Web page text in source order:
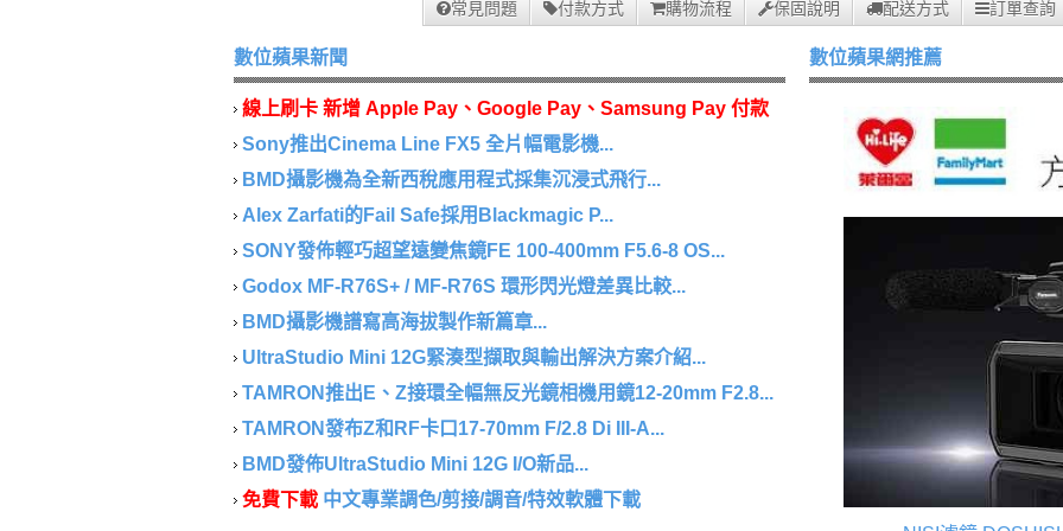
常見問題 付款方式 購物流程 保固說明 配送方式 訂單查詢
數位蘋果新聞
線上刷卡 新增 Apple Pay、Google Pay、Samsung Pay 付款
Sony推出Cinema Line FX5 全片幅電影機...
BMD攝影機為全新西稅應用程式採集沉浸式飛行...
Alex Zarfati的Fail Safe採用Blackmagic P...
SONY發佈輕巧超望遠變焦鏡FE 100-400mm F5.6-8 OS...
Godox MF-R76S+ / MF-R76S 環形閃光燈差異比較...
BMD攝影機譜寫高海拔製作新篇章...
UltraStudio Mini 12G緊湊型擷取與輸出解決方案介紹...
TAMRON推出E、Z接環全幅無反光鏡相機用鏡12-20mm F2.8...
TAMRON發布Z和RF卡口17-70mm F/2.8 Di III-A...
BMD發佈UltraStudio Mini 12G I/O新品...
免費下載 中文專業調色/剪接/調音/特效軟體下載
數位蘋果網推薦